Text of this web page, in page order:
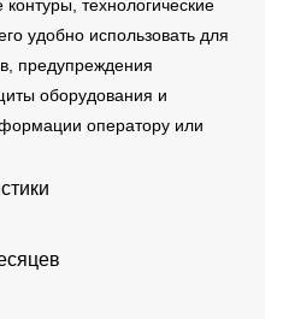
технологические
удобно использовать для
предупреждения
оборудования и
оператору или